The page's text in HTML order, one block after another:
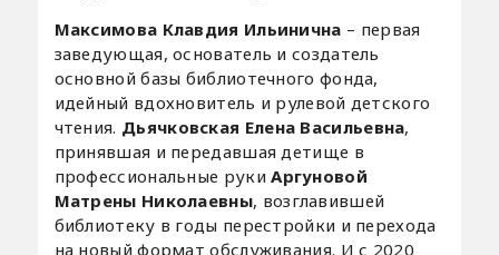
Максимова Клавдия Ильинична – первая
заведующая, основатель и создатель
основной базы библиотечного фонда,
идейный вдохновитель и рулевой детского
чтения. Дьячковская Елена Васильевна,
принявшая и передавшая детище в
профессиональные рукиАргуновой
Матрены Николаевны, возглавившей
библиотеку в годы перестройки и перехода
на новый формат обслуживания. И с 2020